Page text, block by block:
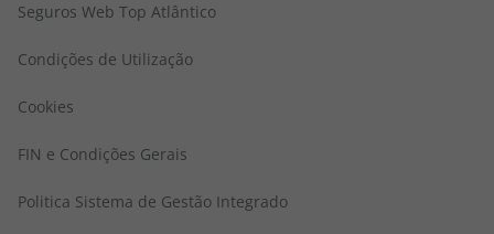
Seguros Web Top Atlântico
Condições de Utilização
Cookies
FIN e Condições Gerais
Politica Sistema de Gestão Integrado